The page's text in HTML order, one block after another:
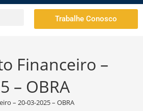
Trabalhe Conosco
Financeiro –
– OBRA
– 20-03-2025 – OBRA